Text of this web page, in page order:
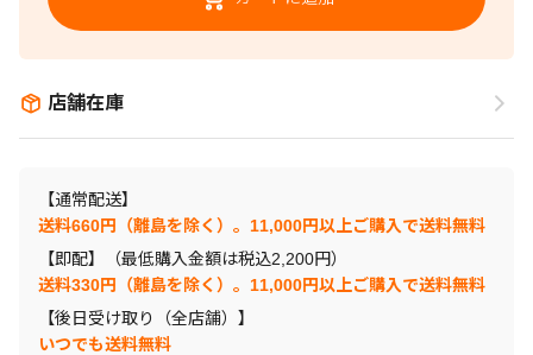
店舗在庫
【通常配送】
送料660円（離島を除く）。11,000円以上ご購入で送料無料
【即配】（最低購入金額は税込2,200円）
送料330円（離島を除く）。11,000円以上ご購入で送料無料
【後日受け取り（全店舗）】
いつでも送料無料